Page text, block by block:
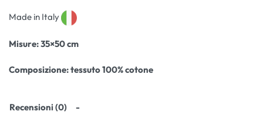
Made in Italy
Misure: 35×50 cm
Composizione:tessuto 100% cotone
Recensioni (0)